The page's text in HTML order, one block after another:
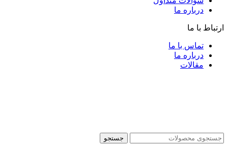
درباره ما
ارتباط با ما
تماس با ما
درباره ما
مقالات
جستجو